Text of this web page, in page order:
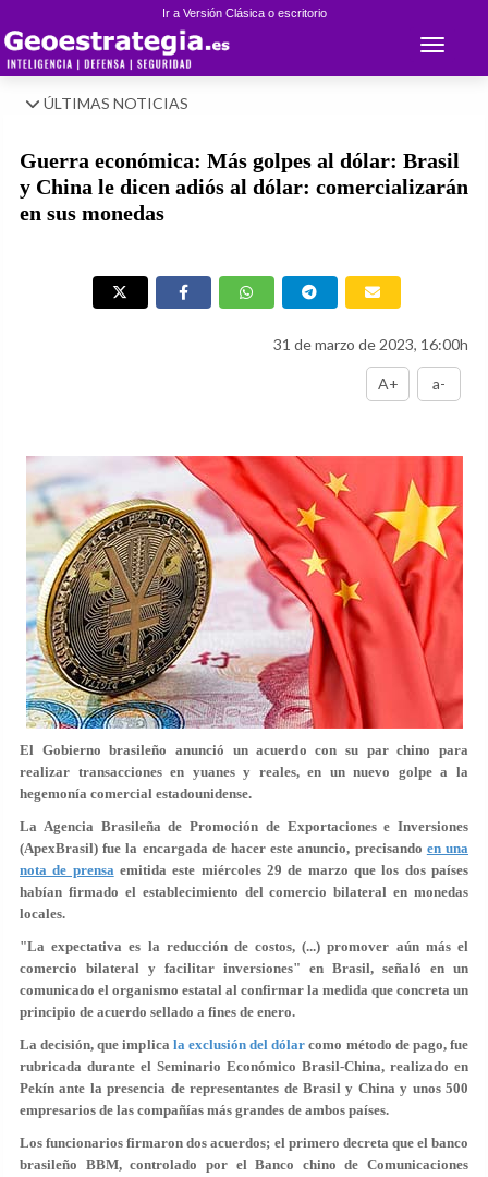
Ir a Versión Clásica o escritorio
Toggle
ÚLTIMAS NOTICIAS
Guerra económica: Más golpes al dólar: Brasil
y China le dicen adiós al dólar: comercializarán
en sus monedas
31 de marzo de 2023, 16:00h
A+ a-
El Gobierno brasileño anunció un acuerdo con su par chino para
realizar transacciones en yuanes y reales, en un nuevo golpe a la
hegemonía comercial estadounidense.
La Agencia Brasileña de Promoción de Exportaciones e Inversiones
(ApexBrasil) fue la encargada de hacer este anuncio, precisando en una
nota de prensaemitida este miércoles 29 de marzo que los dos países
habían firmado el establecimiento del comercio bilateral en monedas
locales.
"La expectativa es la reducción de costos, (...) promover aún más el
comercio bilateral y facilitar inversiones" en Brasil, señaló en un
comunicado el organismo estatal al confirmar la medida que concreta un
principio de acuerdo sellado a fines de enero.
La decisión, que implica la exclusión del dólar como método de pago, fue
rubricada durante el Seminario Económico Brasil-China, realizado en
Pekín ante la presencia de representantes de Brasil y China y unos 500
empresarios de las compañías más grandes de ambos países.
Los funcionarios firmaron dos acuerdos; el primero decreta que el banco
brasileño BBM, controlado por el Banco chino de Comunicaciones